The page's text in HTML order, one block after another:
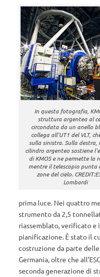
In questa fotografia,
struttura argentea al
circondata da un anello
collega all'UT1 del VLT,
sulla sinistra. Sulla destra,
cilindro argenteo sostiene
di KMOS e ne permette la
mentre il telescopio punta
zone del cielo.
Lombardi
prima luce. Nei quattro
strumento da 2,5
riassemblato, verificato
pianificazione. È stato il
costruzione da parte
Germania, oltre che
seconda generazione di